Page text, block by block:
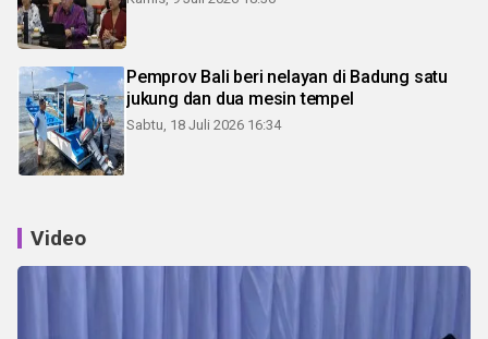
Pemprov Bali beri nelayan di Badung satu
jukung dan dua mesin tempel
Sabtu, 18 Juli 2026 16:34
Video